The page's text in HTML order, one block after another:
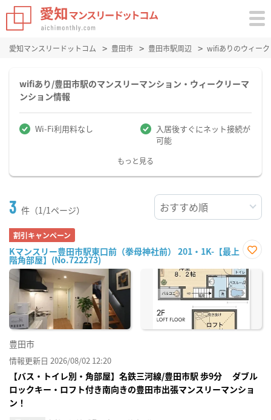
愛知マンスリードットコム 豊田市 豊田市駅周辺 wifiありのウィー
wifiあり/豊田市駅のマンスリーマンション・ウィークリーマ
ンション情報
Wi-Fi利用料なし
入居後すぐにネット接続が
可能
もっと見る
3 件（1/1ページ）
割引キャンペーン
Kマンスリー豊田市駅東口前（拳母神社前） 201・1K-【最上
階角部屋】(No.722273)
に入
り登
録
豊田市
情報更新日 2026/08/02 12:20
【バス・トイレ別・角部屋】名鉄三河線/豊田市駅 歩9分 ダブル
ロックキー・ロフト付き南向きの豊田市出張マンスリーマンショ
ン！